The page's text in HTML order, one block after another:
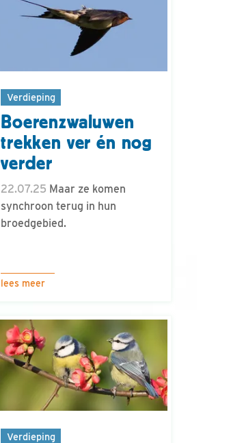
Verdieping
Boerenzwaluwen
trekken ver én nog
verder
22.07.25 Maar ze komen
synchroon terug in hun
broedgebied.
lees meer
Verdieping